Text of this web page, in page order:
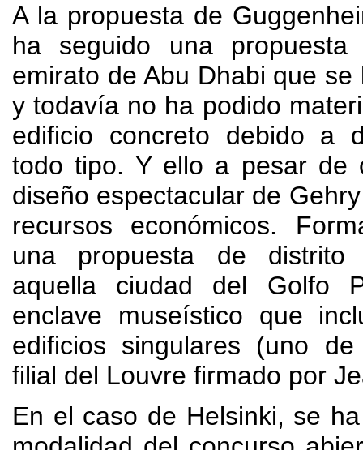
A la propuesta de
ha seguido una
emirato de Abu Dhabi que se
y todavía no ha podido
edificio concreto debido a
todo tipo. Y ello a pesar de
diseño espectacular de
recursos económicos.
una propuesta de distrito
aquella ciudad del Golfo
enclave museístico que
edificios singulares (uno
filial del Louvre firmado por
En el caso de Helsinki, se